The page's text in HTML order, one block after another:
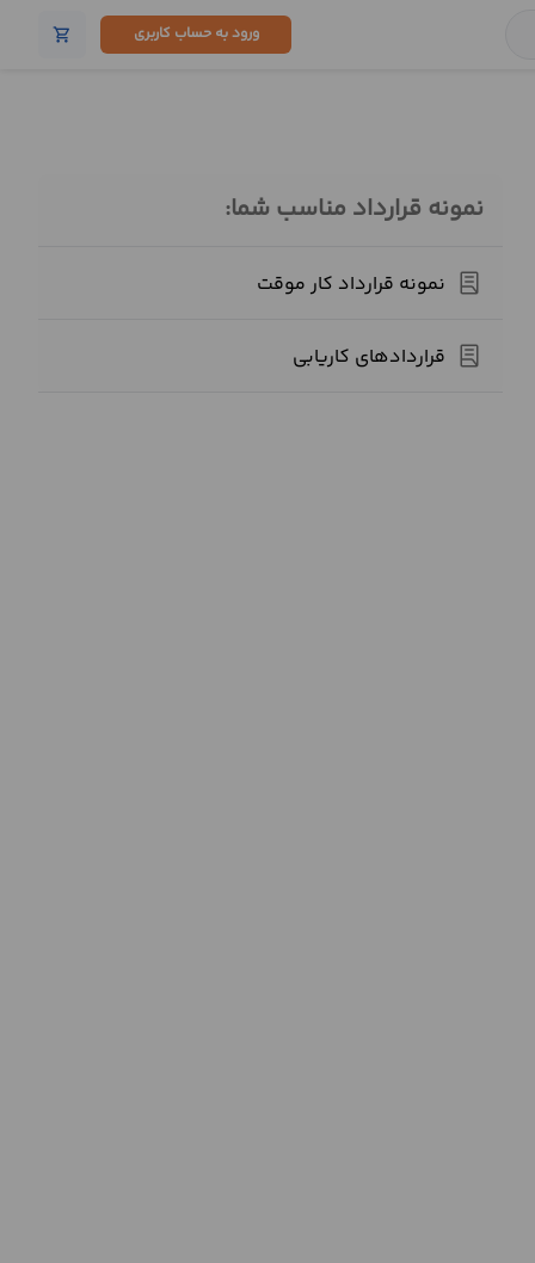
ورود به حساب کاربری shopping_cart
نمونه قرارداد مناسب شما:
نمونه قرارداد کار موقت
قراردادهای کاریابی